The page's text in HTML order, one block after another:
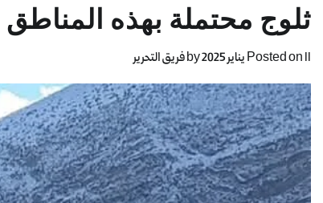
ثلوج محتملة بهذه المناطق
Posted on11 يناير 2025 فريق التحرير